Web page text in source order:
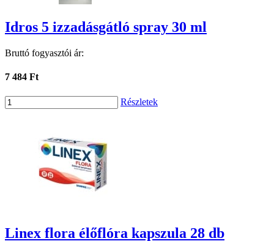
Idros 5 izzadásgátló spray 30 ml
Bruttó fogyasztói ár:
7 484 Ft
Részletek
Linex flora élőflóra kapszula 28 db